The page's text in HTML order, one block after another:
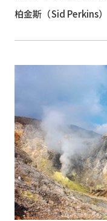
柏金斯（Sid Perkins）